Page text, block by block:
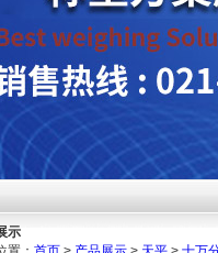
车称重仪：深耕检测多年，凭精
示